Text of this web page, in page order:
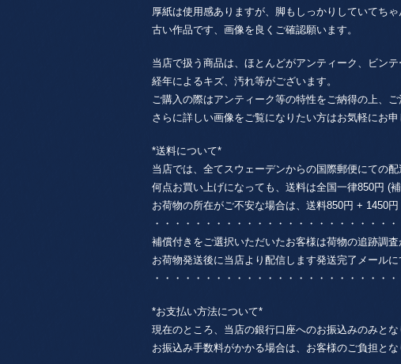
厚紙は使用感ありますが、脚もしっかりしていてちゃ
古い作品です、画像を良くご確認願います。
当店で扱う商品は、ほとんどがアンティーク、ビンテ
経年によるキズ、汚れ等がございます。
ご購入の際はアンティーク等の特性をご納得の上、
さらに詳しい画像をご覧になりたい方はお気軽にお申
*送料について*
当店では、全てスウェーデンからの国際郵便にての配
何点お買い上げになっても、送料は全国一律850円 (補
お荷物の所在がご不安な場合は、送料850円 + 1450
・・・・・・・・・・・・・・・・・・・・・・・
補償付きをご選択いただいたお客様は荷物の追跡調査
お荷物発送後に当店より配信します発送完了メール
・・・・・・・・・・・・・・・・・・・・・・・
*お支払い方法について*
現在のところ、当店の銀行口座へのお振込みのみとな
お振込み手数料がかかる場合は、お客様のご負担とな